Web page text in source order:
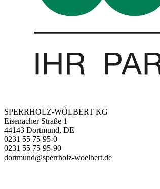
SPERRHOLZ-WÖLBERT KG
Eisenacher Straße 1
44143 Dortmund, DE
0231 55 75 95-0
0231 55 75 95-90
dortmund@sperrholz-woelbert.de